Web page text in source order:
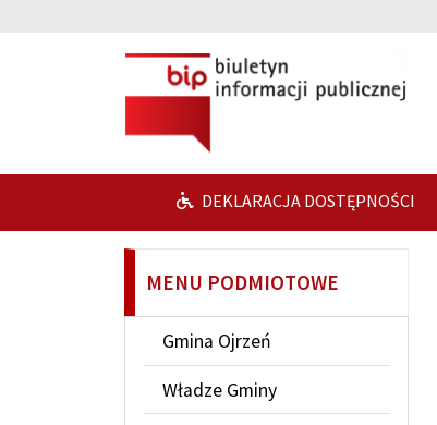
DEKLARACJA DOSTĘPNOŚCI
MENU PODMIOTOWE
Gmina Ojrzeń
Władze Gminy